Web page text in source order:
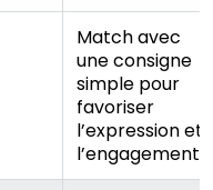
Match avec
une consigne
simple pour
favoriser
l’expression et
l’engagement